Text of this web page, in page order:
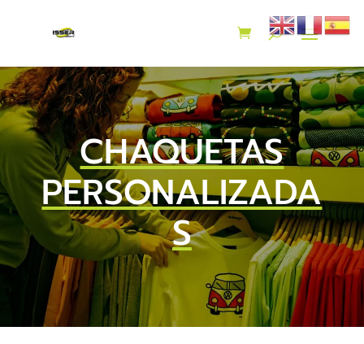
CHAQUETAS
PERSONALIZADA
S